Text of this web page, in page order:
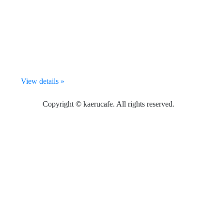
View details »
Copyright © kaerucafe. All rights reserved.